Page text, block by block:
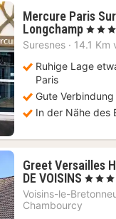
Mercure Paris
Longchamp1
Nacht
110
, 4
Suresnes · 14.1 Km
Ruhige Lage
Paris
Gute
In der Nähe des
Greet Versailles
DE VOISINS 1
Nacht
, 3 Sterne
Voisins-le-
Chambourcy